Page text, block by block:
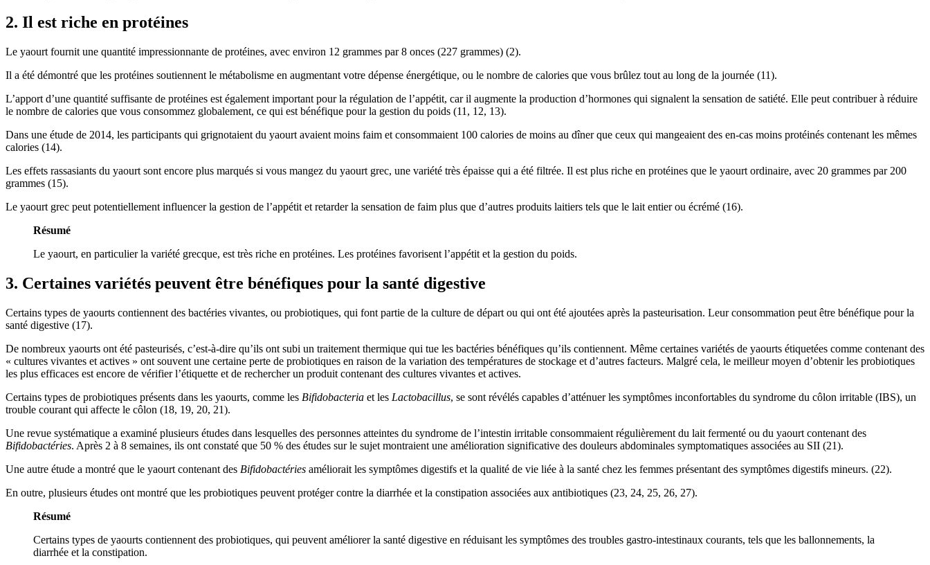
2. Il est riche en protéines
Le yaourt fournit une quantité impressionnante de protéines, avec environ 12 grammes par 8 onces (227 grammes) (2).
Il a été démontré que les protéines soutiennent le métabolisme en augmentant votre dépense énergétique, ou le nombre de calories que vous brûlez tout au long de la journée (11).
L’apport d’une quantité suffisante de protéines est également important pour la régulation de l’appétit, car il augmente la production d’hormones qui signalent la sensation de satiété. Elle peut contribuer à réduire
le nombre de calories que vous consommez globalement, ce qui est bénéfique pour la gestion du poids (11, 12, 13).
Dans une étude de 2014, les participants qui grignotaient du yaourt avaient moins faim et consommaient 100 calories de moins au dîner que ceux qui mangeaient des en-cas moins protéinés contenant les mêmes
calories (14).
Les effets rassasiants du yaourt sont encore plus marqués si vous mangez du yaourt grec, une variété très épaisse qui a été filtrée. Il est plus riche en protéines que le yaourt ordinaire, avec 20 grammes par 200
grammes (15).
Le yaourt grec peut potentiellement influencer la gestion de l’appétit et retarder la sensation de faim plus que d’autres produits laitiers tels que le lait entier ou écrémé (16).
Résumé
Le yaourt, en particulier la variété grecque, est très riche en protéines. Les protéines favorisent l’appétit et la gestion du poids.
3. Certaines variétés peuvent être bénéfiques pour la santé digestive
Certains types de yaourts contiennent des bactéries vivantes, ou probiotiques, qui font partie de la culture de départ ou qui ont été ajoutées après la pasteurisation. Leur consommation peut être bénéfique pour la
santé digestive (17).
De nombreux yaourts ont été pasteurisés, c’est-à-dire qu’ils ont subi un traitement thermique qui tue les bactéries bénéfiques qu’ils contiennent. Même certaines variétés de yaourts étiquetées comme contenant des
« cultures vivantes et actives » ont souvent une certaine perte de probiotiques en raison de la variation des températures de stockage et d’autres facteurs. Malgré cela, le meilleur moyen d’obtenir les probiotiques
les plus efficaces est encore de vérifier l’étiquette et de rechercher un produit contenant des cultures vivantes et actives.
Certains types de probiotiques présents dans les yaourts, comme les Bifidobacteria et les Lactobacillus, se sont révélés capables d’atténuer les symptômes inconfortables du syndrome du côlon irritable (IBS), un
trouble courant qui affecte le côlon (18, 19, 20, 21).
Une revue systématique a examiné plusieurs études dans lesquelles des personnes atteintes du syndrome de l’intestin irritable consommaient régulièrement du lait fermenté ou du yaourt contenant des
Bifidobactéries. Après 2 à 8 semaines, ils ont constaté que 50 % des études sur le sujet montraient une amélioration significative des douleurs abdominales symptomatiques associées au SII (21).
Une autre étude a montré que le yaourt contenant des Bifidobactéries améliorait les symptômes digestifs et la qualité de vie liée à la santé chez les femmes présentant des symptômes digestifs mineurs. (22).
En outre, plusieurs études ont montré que les probiotiques peuvent protéger contre la diarrhée et la constipation associées aux antibiotiques (23, 24, 25, 26, 27).
Résumé
Certains types de yaourts contiennent des probiotiques, qui peuvent améliorer la santé digestive en réduisant les symptômes des troubles gastro-intestinaux courants, tels que les ballonnements, la
diarrhée et la constipation.